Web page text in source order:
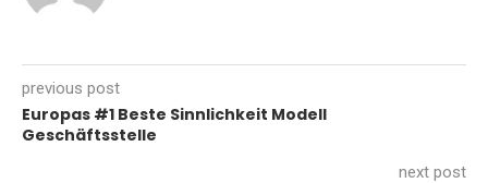
previous post
Europas #1 Beste Sinnlichkeit Modell
Geschäftsstelle
next post